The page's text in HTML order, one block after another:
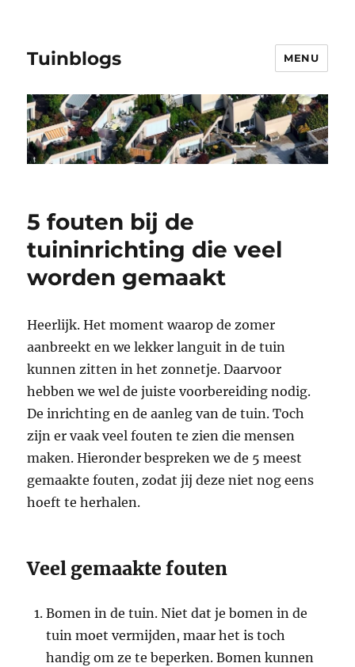
Tuinblogs MENU
5 fouten bij de
tuininrichting die veel
worden gemaakt
Heerlijk. Het moment waarop de zomer
aanbreekt en we lekker languit in de tuin
kunnen zitten in het zonnetje. Daarvoor
hebben we wel de juiste voorbereiding nodig.
De inrichting en de aanleg van de tuin. Toch
zijn er vaak veel fouten te zien die mensen
maken. Hieronder bespreken we de 5 meest
gemaakte fouten, zodat jij deze niet nog eens
hoeft te herhalen.
Veel gemaakte fouten
Bomen in de tuin. Niet dat je bomen in de
tuin moet vermijden, maar het is toch
handig om ze te beperken. Bomen kunnen